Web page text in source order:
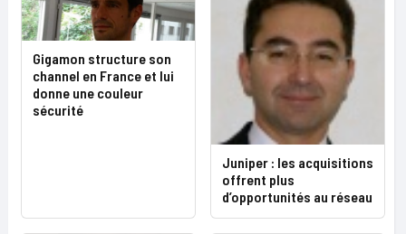
Gigamon structure son
channel en France et lui
donne une couleur
sécurité
Juniper : les acquisitions
offrent plus
d’opportunités au réseau